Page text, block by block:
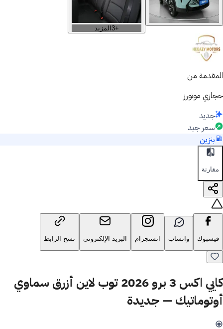
+
3 المزيد
المقدمة من
حجازي موتورز
جديد
سعر جيد
بنزين
مقارنة
فيسبوك واتساب انستجرام البريد الإلكتروني نسخ الرابط
كايي اكس 3 برو 2026 توب لاين أزرق سماوي
أوتوماتيك — جديدة